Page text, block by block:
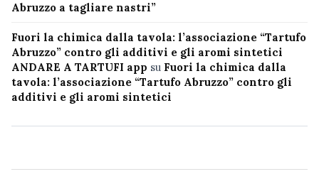
Abruzzo a tagliare nastri”
Fuori la chimica dalla tavola: l’associazione “Tartufo
Abruzzo” contro gli additivi e gli aromi sintetici
ANDARE A TARTUFI app su Fuori la chimica dalla
tavola: l’associazione “Tartufo Abruzzo” contro gli
additivi e gli aromi sintetici